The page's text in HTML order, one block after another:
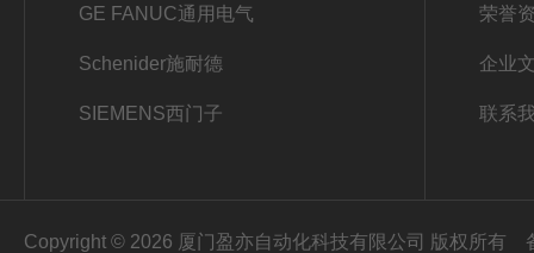
GE FANUC通用电气
Schenider施耐德
SIEMENS西门子
荣誉
企业
联系
Copyright © 2026 厦门盈亦自动化科技有限公司 版权所有